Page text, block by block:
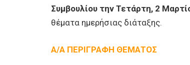
Συμβουλίου την Τετάρτη, 2
θέματα ημερήσιας διάταξης.
Α/Α ΠΕΡΙΓΡΑΦΗ ΘΕΜΑΤΟΣ